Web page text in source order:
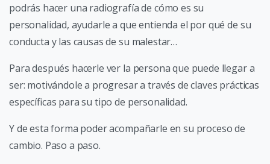
podrás hacer una radiografía de cómo es su
personalidad, ayudarle a que entienda el por qué de su
conducta y las causas de su malestar…
Para después hacerle ver la persona que puede llegar a
ser: motivándole a progresar a través de claves prácticas
específicas para su tipo de personalidad.
Y de esta forma poder acompañarle en su proceso de
cambio. Paso a paso.